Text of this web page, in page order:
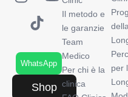
WhatsApp
Shop
Il metodo e
le garanzie
Team
Medico
Per chi è la
clinica
della
per